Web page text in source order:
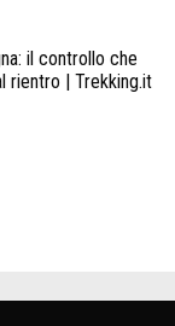
il controllo che
rientro | Trekking.it